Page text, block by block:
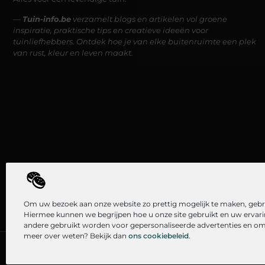
Om uw bezoek aan onze website zo prettig mogelijk te maken,
Hiermee kunnen we begrijpen hoe u onze site gebruikt en uw
andere gebruikt worden voor gepersonaliseerde advertenties en
meer over weten? Bekijk dan ons cookiebeleid.
— Tuin-info.be verzamelt blogs en artikelen vol groene
inspiratie, praktische tips en creatieve ideeën voor
tuinliefhebbers. Ontdek hoe je van elke buitenruimte een plek
van rust, kleur en leven maakt.